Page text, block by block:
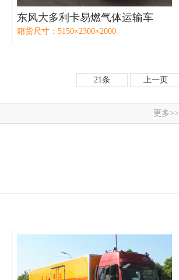
东风大多利卡易燃气体运输车
箱货尺寸：5150×2300×2000
21条 上一页
更多>>